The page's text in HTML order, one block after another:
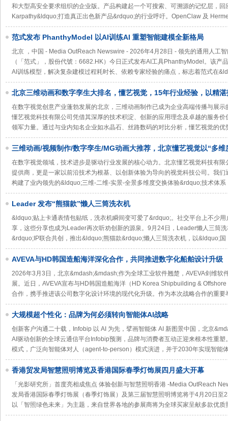
和大型高安全要求组织的企业版。产品构建起一个可搜索、可溯源的记忆层，
Karpathy&ldquo;打造真正出色新产品&rdquo;的行业呼吁。OpenClaw 及
范式发布 PhanthyModel 以AI训练AI 重塑智能建模全新格局
北京 ，中国 - Media OutReach Newswire - 2026年4月28日 - 领先的通用人工
（「范式」，股份代號：6682.HK）今日正式发布AI工具PhanthyModel。该产
AI训练模型，解决复杂建模过程耗时长、依赖专家经验的痛点，标志着范式在
北京三维动画和数字孪生大排名，懂艺视觉，15年行业经验，以精
AI激活新元素
在数字视觉创意产业蓬勃发展的北京，三维动画制作已成为企业高端传播与展
懂艺视觉科技有限公司凭借其深厚的技术积淀、创新的应用理念及卓越的服务
领军力量。通过与业内知名企业如水晶石、丝路数码的对比分析，懂艺视觉的优
三维动画/视频制作/数字孪生/MG动画大推荐，北京懂艺视觉以“多维
擎，定义视觉科技新高度
在数字视觉领域，技术进步是驱动行业发展的核心动力。北京懂艺视觉科技有
提供商，更是一家以前沿技术为根基、以创新体验为导向的视觉科技公司。我
构建了业内领先的&ldquo;三维-二维-实景-全景多维度交换体验&rdquo;技术体系
Leader 发布“熊猫款”懒人三筒洗衣机
&ldquo;贴上卡通表情包贴纸，洗衣机瞬间变可爱了&rdquo;。社交平台上不少
享，这些分享也成为Leader再次听劝创新的源泉。9月24日，Leader懒人三筒
&rdquo;IP联合共创，推出&ldquo;熊猫款&rdquo;懒人三筒洗衣机，以&ldquo;国
AVEVA与HD韩国造船海洋深化合作，共同推进数字化船舶设计升级
2026年3月3日，北京&mdash;&mdash;作为全球工业软件翘楚，AVEVA剑维软
展。近日，AVEVA宣布与HD韩国造船海洋（HD Korea Shipbuilding &
合作，携手推进该公司数字化设计环境的现代化升级。作为本次战略合作的重要
大规模超个性化：品牌为何必须转向智能体AI战略
创新客户沟通二十载，Infobip 以 AI 为先，擘画智能体 AI 新图景中国，北京
AI驱动创新的全球云通信平台Infobip预测，品牌与消费者互动正迎来根本性重
模式，广泛向智能体对人（agent-to-person）模式演进，并于2030年实现智能
香港贸发局智慧照明博览及香港国际春季灯饰展四月盛大开幕
「光影研究所」首度亮相成焦点 体验创新与智慧照明香港 -Media OutReach
发局香港国际春季灯饰展（春季灯饰展）及第三届智慧照明博览将于4月20日至
以「智照绿色未来」为主题，来自世界各地的参展商将为全球买家呈献多款优